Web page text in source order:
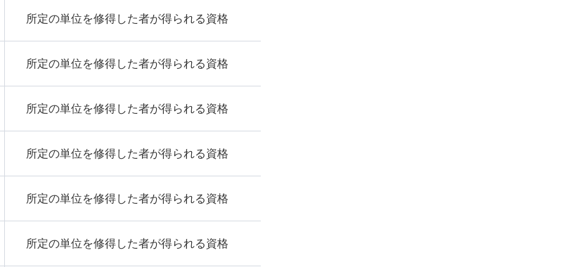
所定の単位を修得した者が得られる資格
所定の単位を修得した者が得られる資格
所定の単位を修得した者が得られる資格
所定の単位を修得した者が得られる資格
所定の単位を修得した者が得られる資格
所定の単位を修得した者が得られる資格